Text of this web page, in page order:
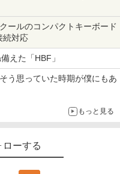
ールのコンパクトキーボード
続対応
えた「HBF」
う思っていた時期が僕にもあ
もっと見る
ローする